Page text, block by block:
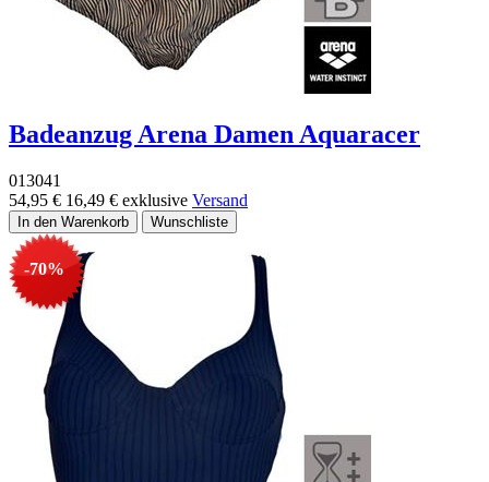
Badeanzug Arena Damen Aquaracer
013041
54,95 € 16,49 € exklusive Versand
-70%